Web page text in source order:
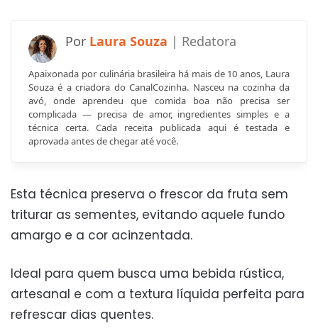
Laura Souza
Apaixonada por culinária brasileira há mais de 10 anos, Laura
Souza é a criadora do CanalCozinha. Nasceu na cozinha da
avó, onde aprendeu que comida boa não precisa ser
complicada — precisa de amor, ingredientes simples e a
técnica certa. Cada receita publicada aqui é testada e
aprovada antes de chegar até você.
Esta técnica preserva o frescor da fruta sem
triturar as sementes, evitando aquele fundo
amargo e a cor acinzentada.
Ideal para quem busca uma bebida rústica,
artesanal e com a textura líquida perfeita para
refrescar dias quentes.